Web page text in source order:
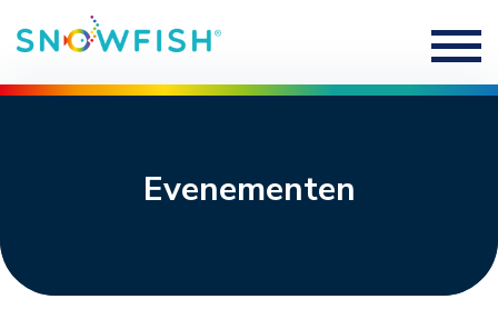
Evenementen